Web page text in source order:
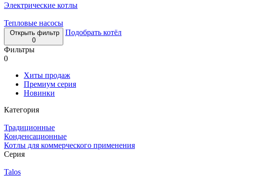
Электрические котлы
Тепловые насосы
Открыть фильтр
0
Подобрать котёл
Фильтры
0
Хиты продаж
Премиум серия
Новинки
Категория
Традиционные
Конденсационные
Котлы для коммерческого применения
Серия
Talos